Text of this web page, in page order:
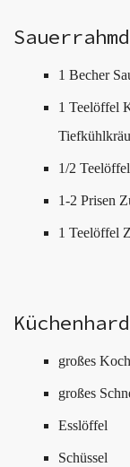
1 Becher
1 Teelöffel
1/2
1-2 Prisen
1 Teelöffel
großes
großes
Esslöffel
Schüssel